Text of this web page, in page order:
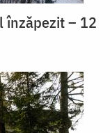
înzăpezit – 12